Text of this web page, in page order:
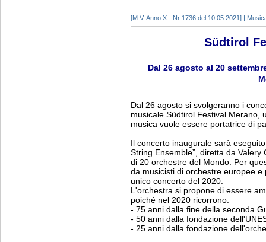
[M.V. Anno X - Nr 1736 del 10.05.2021] |
Südtirol
Dal 26 agosto al 20
Dal 26 agosto si svolgeranno i
musicale Südtirol Festival Merano,
musica vuole essere portatrice di
Il concerto inaugurale sarà
String Ensemble”, diretta da
di 20 orchestre del Mondo. Per
da musicisti di orchestre europee
unico concerto del 2020.
L'orchestra si propone di essere
poiché nel 2020 ricorrono:
- 75 anni dalla fine della seconda
- 50 anni dalla fondazione
- 25 anni dalla fondazione